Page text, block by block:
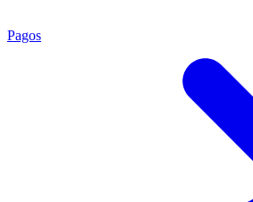
Pagos